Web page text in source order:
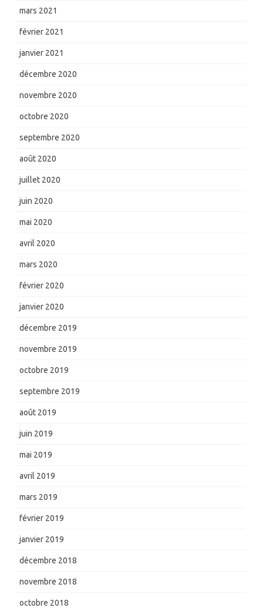
mars 2021
février 2021
janvier 2021
décembre 2020
novembre 2020
octobre 2020
septembre 2020
août 2020
juillet 2020
juin 2020
mai 2020
avril 2020
mars 2020
février 2020
janvier 2020
décembre 2019
novembre 2019
octobre 2019
septembre 2019
août 2019
juin 2019
mai 2019
avril 2019
mars 2019
février 2019
janvier 2019
décembre 2018
novembre 2018
octobre 2018